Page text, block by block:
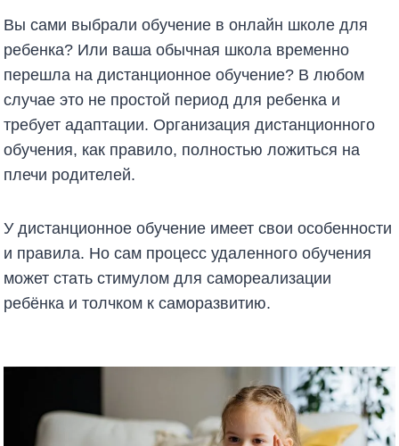
Вы сами выбрали обучение в онлайн школе для
ребенка? Или ваша обычная школа временно
перешла на дистанционное обучение? В любом
случае это не простой период для ребенка и
требует адаптации. Организация дистанционного
обучения, как правило, полностью ложиться на
плечи родителей.
У дистанционное обучение имеет свои особенности
и правила. Но сам процесс удаленного обучения
может стать стимулом для самореализации
ребёнка и толчком к саморазвитию.